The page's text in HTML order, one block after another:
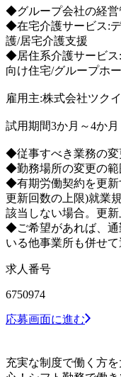
◆グループ会社の経営
◆在宅介護サービス:
護/居宅介護支援
◆居住系介護サービス
向け住宅/グループホ
雇用主:株式会社ツクイ
試用期間3か月～4か月
◆従事すべき業務の
◆勤務場所の変更の
◆有期労働契約を更新
更新回数の上限)就業
該当しない場合。更新
◆ご希望があれば、通
いる他事業所も併せて
求人番号
6750974
応募画面に進む
充実な制度で働く方